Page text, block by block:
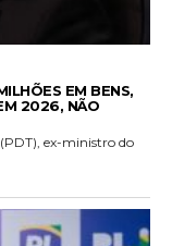
EM BENS,
2026, NÃO
ex-ministro do